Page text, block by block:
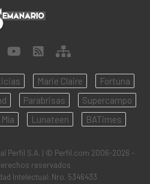
Marie Claire
Fortuna
Parabrisas
Supercampo
Mía Lunateen BATimes
Perfil S.A. | © Perfil.com 2006-2026 -
reservados
Intelectual: Nro. 5346433